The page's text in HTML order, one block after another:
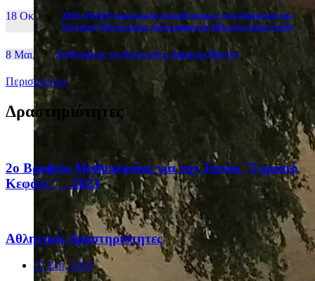
18 Οκτ, 25
2025-2026:Επιμόρφωση εκπαιδευτικών στη διδακτική της
Ιστορίας (Πρόσκληση, πρόγραμμα και δήλωση συμμετοχής)
8 Μαι, 26 Συζήτηση με τον βουλευτή κ. Δημήτρη Μάντζο
Περισσότερα
Δραστηριότητες
2ο Βραβείο Μυθοπλασίας για την Ταινία "Γυριστό
Κεφάλι;" - 2023
Αθλητικές δραστηριότητες
27 Σεπ, 2024